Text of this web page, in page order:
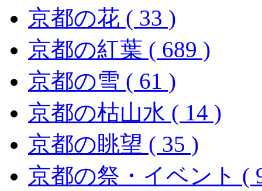
京都の花 ( 33 )
京都の紅葉 ( 689 )
京都の雪 ( 61 )
京都の枯山水 ( 14 )
京都の眺望 ( 35 )
京都の祭・イベント (